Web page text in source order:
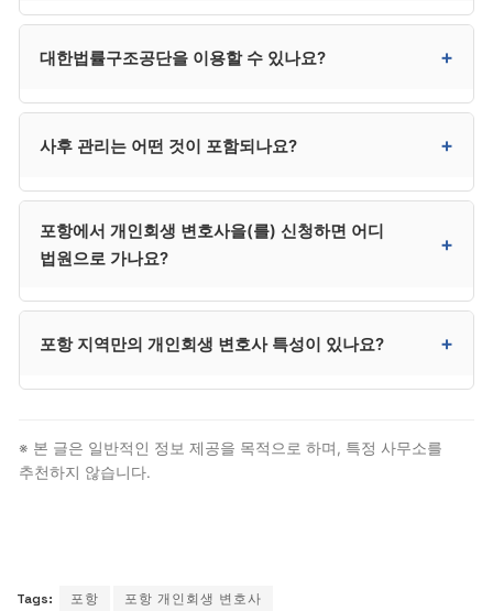
100%, 서류 작성 단계 50~70%, 신청 후 30~50%,
계약서의 환급 규정을 사전 확인하시기 바랍니다.
대한법률구조공단을 이용할 수 있나요? +
저렴하거나 무료로 진행할 수 있습니다. 자격 요건은
배정에 시간이 걸리는 경우가 있어 긴급한 사건은 사설
사무소가 빠를 수 있습니다.
사후 관리는 어떤 것이 포함되나요? +
면책 신청, 면책 후 추심 대응 등이 사후 관리에 포함될 수
있습니다. 계약 시 사후 관리 범위와 별도 비용 조건을
포항에서 개인회생 변호사을(를) 신청하면 어디
법원으로 가나요?
+
남구 등 포항 전역이 포항지원 관할입니다. 다만 대부분
포항 지역만의 개인회생 변호사 특성이 있나요? +
비중 높음. 철강 산업 도시 특성으로 근로자 사건이 많음.
다만 법적 자격 요건과 절차 자체는 전국 동일하므로,
※ 본 글은 일반적인 정보 제공을 목적으로 하며, 특정 사무소를
추천하지 않습니다.
Tags: 포항 포항 개인회생 변호사